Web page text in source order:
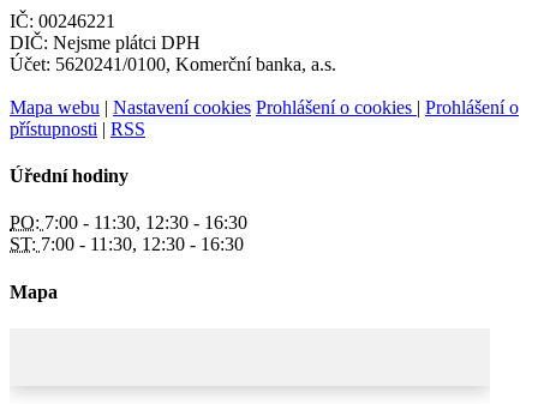
IČ: 00246221
DIČ: Nejsme plátci DPH
Účet: 5620241/0100, Komerční banka, a.s.
Mapa webu | Nastavení cookies Prohlášení o cookies | Prohlášení o
přístupnosti | RSS
Úřední hodiny
PO: 7:00 - 11:30, 12:30 - 16:30
ST: 7:00 - 11:30, 12:30 - 16:30
Mapa